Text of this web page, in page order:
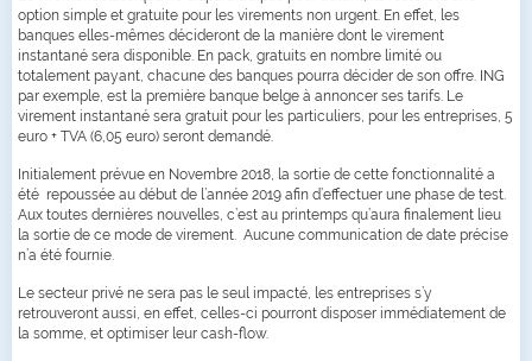
option simple et gratuite pour les virements non urgent. En effet, les
banques elles-mêmes décideront de la manière dont le virement
instantané sera disponible. En pack, gratuits en nombre limité ou
totalement payant, chacune des banques pourra décider de son offre. ING
par exemple, est la première banque belge à annoncer ses tarifs. Le
virement instantané sera gratuit pour les particuliers, pour les entreprises, 5
euro + TVA (6,05 euro) seront demandé.
Initialement prévue en Novembre 2018, la sortie de cette fonctionnalité a
été repoussée au début de l’année 2019 afin d’effectuer une phase de test.
Aux toutes dernières nouvelles, c’est au printemps qu’aura finalement lieu
la sortie de ce mode de virement. Aucune communication de date précise
n’a été fournie.
Le secteur privé ne sera pas le seul impacté, les entreprises s’y
retrouveront aussi, en effet, celles-ci pourront disposer immédiatement de
la somme, et optimiser leur cash-flow.